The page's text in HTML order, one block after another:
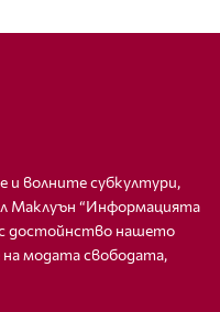
волните субкултури,
Маклуън “Информацията
с достойнство нашето
на модата свободата,